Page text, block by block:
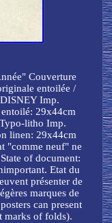
Couverture
entoilée /
Imp.
29x44cm
litho Imp.
linen: 29x44cm
"comme neuf" ne
of document:
Etat du
présenter de
marques de
can present
marks of folds).